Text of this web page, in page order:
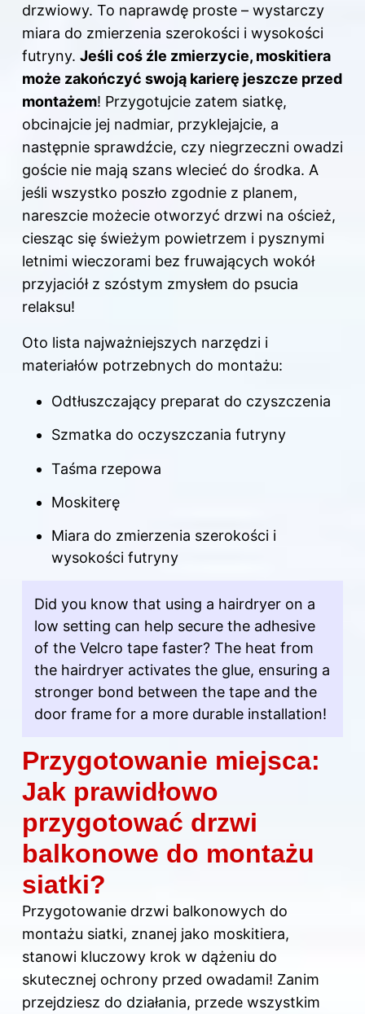
drzwiowy. To naprawdę proste – wystarczy
miara do zmierzenia szerokości i wysokości
futryny. Jeśli coś źle zmierzycie, moskitiera
może zakończyć swoją karierę jeszcze przed
montażem! Przygotujcie zatem siatkę,
obcinajcie jej nadmiar, przyklejajcie, a
następnie sprawdźcie, czy niegrzeczni owadzi
goście nie mają szans wlecieć do środka. A
jeśli wszystko poszło zgodnie z planem,
nareszcie możecie otworzyć drzwi na oścież,
ciesząc się świeżym powietrzem i pysznymi
letnimi wieczorami bez fruwających wokół
przyjaciół z szóstym zmysłem do psucia
relaksu!
Oto lista najważniejszych narzędzi i
materiałów potrzebnych do montażu:
Odtłuszczający preparat do czyszczenia
Szmatka do oczyszczania futryny
Taśma rzepowa
Moskiterę
Miara do zmierzenia szerokości i
wysokości futryny
Did you know that using a hairdryer on a
low setting can help secure the adhesive
of the Velcro tape faster? The heat from
the hairdryer activates the glue, ensuring a
stronger bond between the tape and the
door frame for a more durable installation!
Przygotowanie miejsca:
Jak prawidłowo
przygotować drzwi
balkonowe do montażu
siatki?
Przygotowanie drzwi balkonowych do
montażu siatki, znanej jako moskitiera,
stanowi kluczowy krok w dążeniu do
skutecznej ochrony przed owadami! Zanim
przejdziesz do działania, przede wszystkim